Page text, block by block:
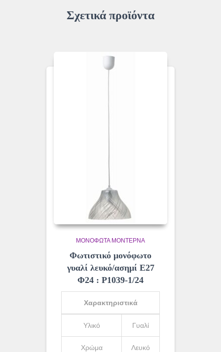
Σχετικά προϊόντα
ΜΟΝΌΦΩΤΑ ΜΟΝΤΈΡΝΑ
Φωτιστικό μονόφωτο
γυαλί λευκό/ασημί Ε27
Φ24 : Ρ1039-1/24
Χαρακτηριστικά
Υλικό Γυαλί
Χρώμα Λευκό